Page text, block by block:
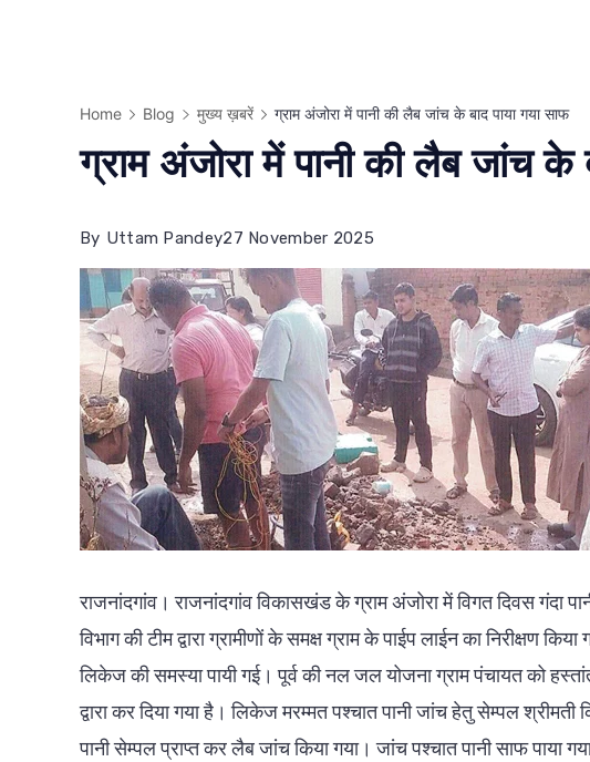
Home Blog मुख्य ख़बरें ग्राम अंजोरा में पानी की लैब जांच के बाद पाया गया साफ
ग्राम अंजोरा में पानी की लैब जांच के
By Uttam Pandey27 November 2025
राजनांदगांव। राजनांदगांव विकासखंड के ग्राम अंजोरा में विगत दिवस गंदा
विभाग की टीम द्वारा ग्रामीणों के समक्ष ग्राम के पाईप लाईन का निरीक्षण
लिकेज की समस्या पायी गई। पूर्व की नल जल योजना ग्राम पंचायत को
द्वारा कर दिया गया है। लिकेज मरम्मत पश्चात पानी जांच हेतु सेम्पल श्रीमती
पानी सेम्पल प्राप्त कर लैब जांच किया गया। जांच पश्चात पानी साफ पाया